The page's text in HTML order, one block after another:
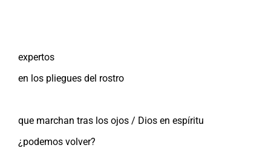
expertos
en los pliegues del rostro
que marchan tras los ojos / Dios en espíritu
¿podemos volver?